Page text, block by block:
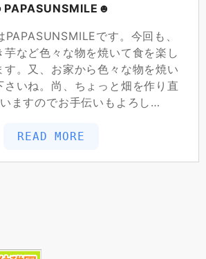
です。今回も、
など色々な物を焼いて食を楽し
す。又、お家から色々な物を焼い
さいね。尚、ちょっと畑を作り直
ますのでお手伝いもよろし…
READ MORE